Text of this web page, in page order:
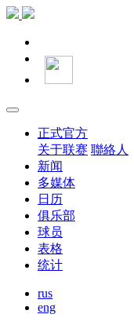
正式官方
关于联赛 聯絡人
新闻
多媒体
日历
俱乐部
球员
表格
统计
rus
eng